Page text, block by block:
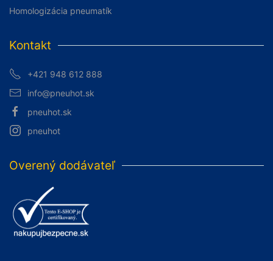
Homologizácia pneumatík
Kontakt
+421 948 612 888
info@pneuhot.sk
pneuhot.sk
pneuhot
Overený dodávateľ